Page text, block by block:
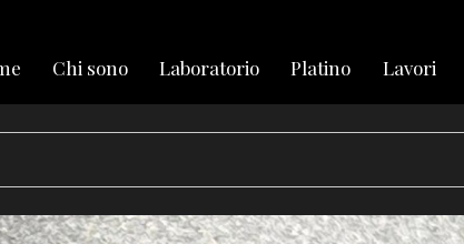
Chi sono Laboratorio Platino Lavori